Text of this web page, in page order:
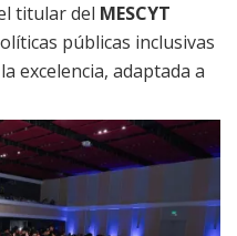
titular del MESCYT
públicas inclusivas
excelencia, adaptada a